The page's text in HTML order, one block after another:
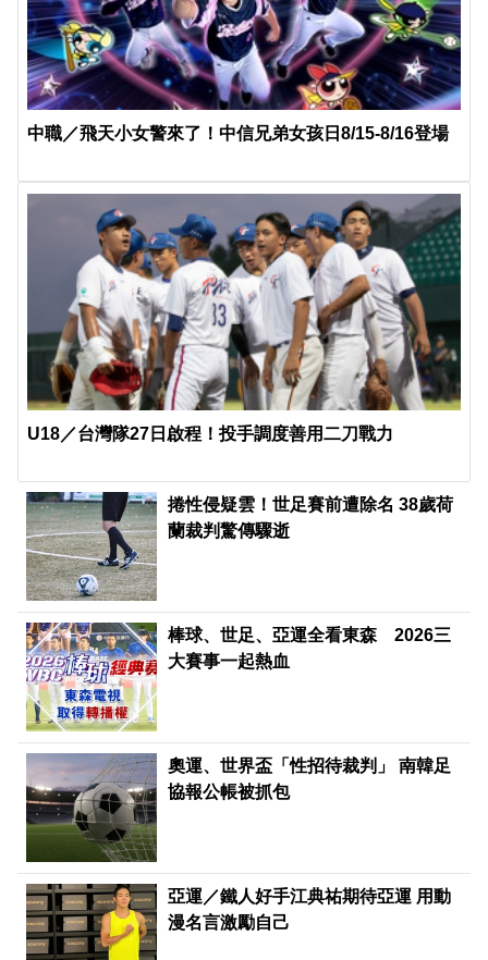
中職／飛天小女警來了！中信兄弟女孩日8/15-8/16登場
U18／台灣隊27日啟程！投手調度善用二刀戰力
捲性侵疑雲！世足賽前遭除名 38歲荷
蘭裁判驚傳驟逝
棒球、世足、亞運全看東森 2026三
大賽事一起熱血
奧運、世界盃「性招待裁判」 南韓足
協報公帳被抓包
亞運／鐵人好手江典祐期待亞運 用動
漫名言激勵自己